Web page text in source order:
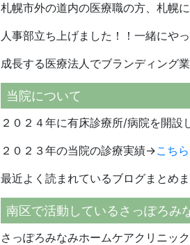
札幌市外の道内の医療職の方、札幌
人事部立ち上げました！！一緒にや
成長する医療法人でブランディング
当院について
２０２４年に有床診療所/病院を開
２０２３年の当院の診療実績→こちら
最近よく読まれているブログまとめ
南区で活動しているさっぽろみ
さっぽろみなみホームケアクリニッ